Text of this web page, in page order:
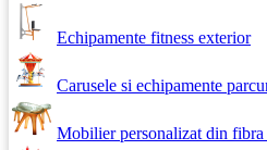
Echipamente fitness exterior
Carusele si echipamente
Mobilier personalizat din fibra